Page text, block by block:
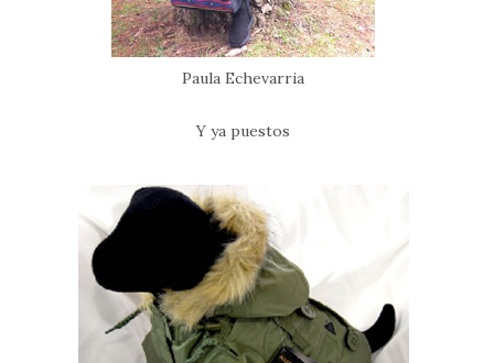
Paula Echevarria
Y ya puestos